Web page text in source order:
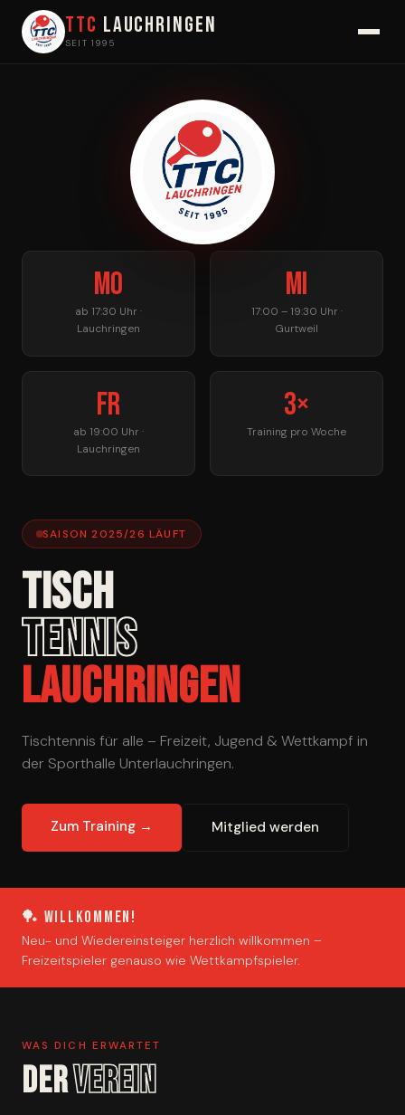
TTC Lauchringen
SEIT 1995
SAISON 2025/26 LÄUFT
TISCH
TENNIS
LAUCHRINGEN
Tischtennis für alle – Freizeit, Jugend & Wettkampf in
der Sporthalle Unterlauchringen.
Zum Training → Mitglied werden
Mo
ab 17:30 Uhr ·
Lauchringen
Mi
17:00 – 19:30 Uhr ·
Gurtweil
Fr
ab 19:00 Uhr ·
Lauchringen
3×
Training pro Woche
🏓 Willkommen!
Neu- und Wiedereinsteiger herzlich willkommen –
Freizeitspieler genauso wie Wettkampfspieler.
WAS DICH ERWARTET
DERVEREIN